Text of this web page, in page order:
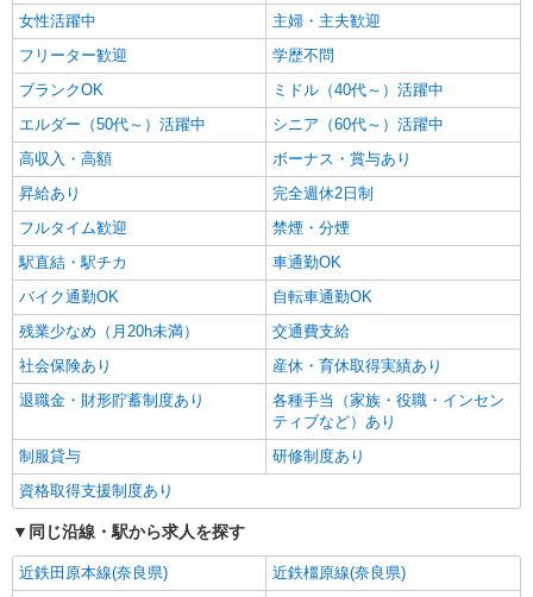
女性活躍中
主婦・主夫歓迎
フリーター歓迎
学歴不問
ブランクOK
ミドル（40代～）活躍中
エルダー（50代～）活躍中
シニア（60代～）活躍中
高収入・高額
ボーナス・賞与あり
昇給あり
完全週休2日制
フルタイム歓迎
禁煙・分煙
駅直結・駅チカ
車通勤OK
バイク通勤OK
自転車通勤OK
残業少なめ（月20h未満）
交通費支給
社会保険あり
産休・育休取得実績あり
退職金・財形貯蓄制度あり
各種手当（家族・役職・インセン
ティブなど）あり
制服貸与
研修制度あり
資格取得支援制度あり
同じ沿線・駅から求人を探す
近鉄田原本線(奈良県)
近鉄橿原線(奈良県)